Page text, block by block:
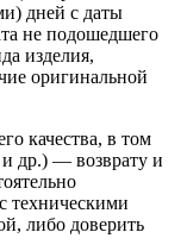
дней с даты
не подошедшего
изделия,
оригинальной
качества, в том
и др.) — возврату и
техническими
либо доверить